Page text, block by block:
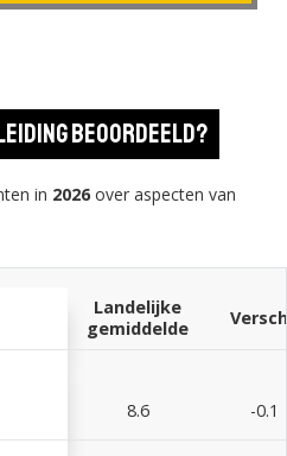
beoordeeld?
in 2026 over aspecten van
Landelijke
gemiddelde
8.6 -0.1